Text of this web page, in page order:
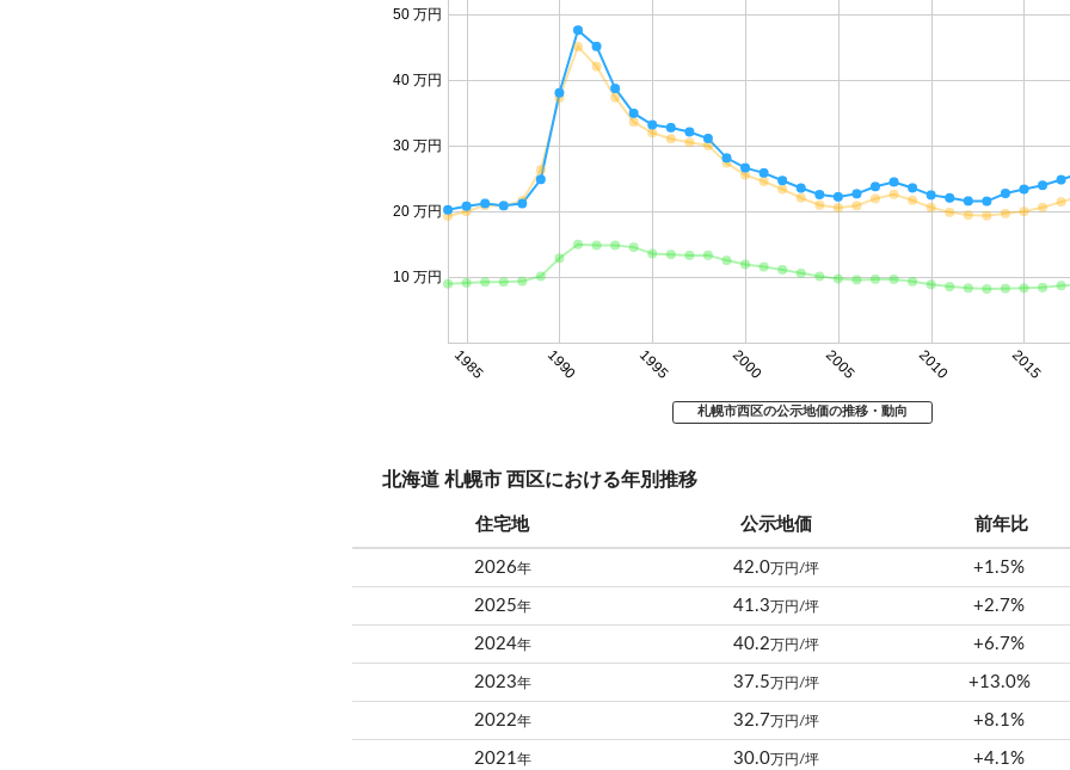
1985 1990 1995 2000 2005 2010 2015
10 万円
20 万円
30 万円
40 万円
50 万円
札幌市西区の公示地価の推移・動向
北海道 札幌市 西区における年別推移
住宅地 公示地価 前年比
2026年 42.0 万円/坪 +1.5%
2025年 41.3 万円/坪 +2.7%
2024年 40.2 万円/坪 +6.7%
2023年 37.5 万円/坪 +13.0%
2022年 32.7 万円/坪 +8.1%
2021年 30.0 万円/坪 +4.1%